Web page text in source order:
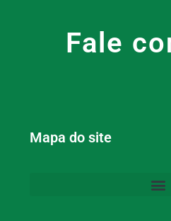
Fale
Mapa do site